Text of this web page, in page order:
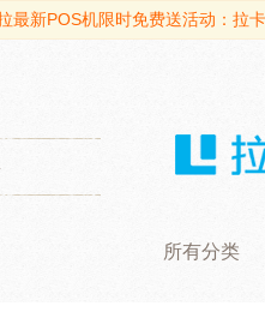
最新POS机限时免费送活动：拉
所有分类